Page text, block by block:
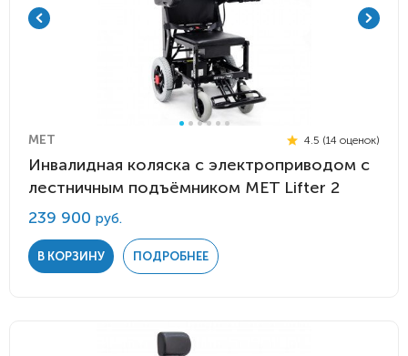
MET 4.5 (14 оценок)
Инвалидная коляска с электроприводом с
лестничным подъёмником MET Lifter 2
239 900 руб.
В КОРЗИНУ ПОДРОБНЕЕ